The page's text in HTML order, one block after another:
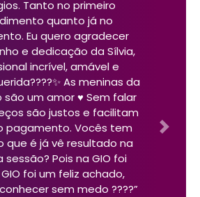
Tanto no primeiro
quanto já no
Eu quero agradecer
e dedicação da Sílvia,
incrível, amável e
As meninas da
um amor ♥️ Sem falar
são justos e facilitam
pagamento. Vocês tem
que é já vê resultado na
sessão? Pois na GIO foi
foi um feliz achado,
sem medo ????”
Next